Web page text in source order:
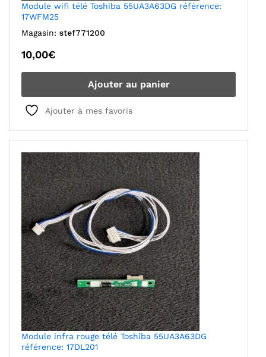
Module wifi télé Toshiba 55UA3A63DG référence:
17WFM25
Magasin: stef771200
10,00€
Ajouter au panier
Ajouter à mes favoris
Module infra rouge télé Toshiba 55UA3A63DG
référence: 17DL201